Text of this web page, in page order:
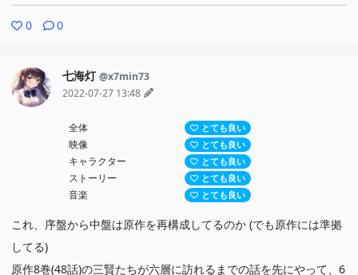
0 0
七海灯 @x7min73
2022-07-27 13:48
全体 とても良い
映像 とても良い
キャラクター とても良い
ストーリー とても良い
音楽 とても良い
これ、序盤から中盤は原作を再構成してるのか (でも原作には準拠
してる)
原作8巻(48話)の三賢たちが六層に訪れるまでの話を先にやって、6